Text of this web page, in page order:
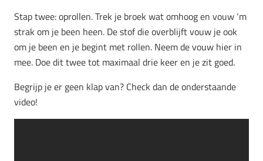
Stap twee: oprollen. Trek je broek wat omhoog en vouw ‘m
strak om je been heen. De stof die overblijft vouw je ook
om je been en je begint met rollen. Neem de vouw hier in
mee. Doe dit twee tot maximaal drie keer en je zit goed.
Begrijp je er geen klap van? Check dan de onderstaande
video!